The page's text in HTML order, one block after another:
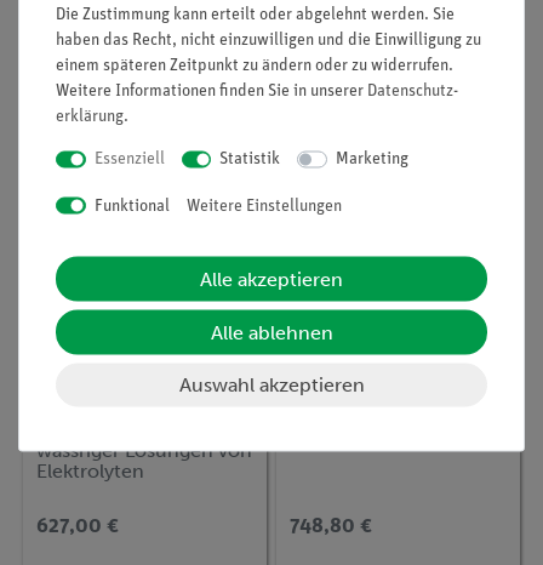
603,60 € 668,00 €
wässriger Lösungen von
Elektrolyten
627,00 €
Artikel-Nr.:
748,80 €
Die Zustimmung kann erteilt oder abgelehnt werden. Sie
haben das Recht, nicht einzuwilligen und die Einwilligung zu
einem späteren Zeitpunkt zu ändern oder zu widerrufen.
Weitere Informationen finden Sie in unserer Daten­schutz­
erklärung.
Essenziell Statistik Marketing
Funktional Weitere Einstellungen
Alle akzeptieren
Alle ablehnen
Auswahl akzeptieren